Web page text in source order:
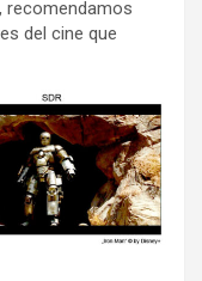
recomendamos
del cine que